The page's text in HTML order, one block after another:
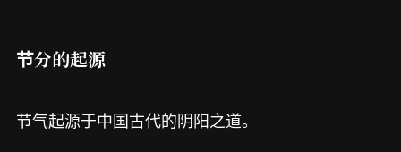
节分的起源
节气起源于中国古代的阴阳之道。